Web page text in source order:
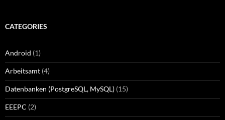
CATEGORIES
Android (1)
Arbeitsamt (4)
Datenbanken (PostgreSQL, MySQL) (15)
EEEPC (2)